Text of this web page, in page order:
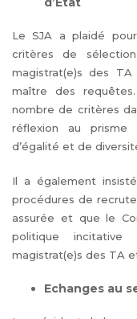
Le SJA a plaidé
critères de
magistrat(e)s des
maître des
nombre de critères
réflexion au prisme
d’égalité et de
Il a également
procédures de
assurée et que le
politique
magistrat(e)s des TA
Echanges au